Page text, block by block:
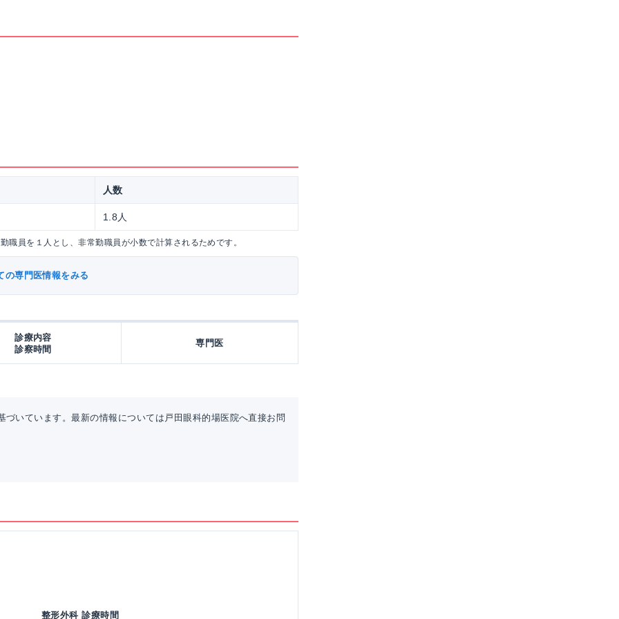
人数
1.8人
員を１人とし、非常勤職員が小数で計算されるためです。
の専門医情報をみる
診療内容
診察時間
専門医
いています。最新の情報については戸田眼科的場医院へ直接お問
整形外科 診療時間